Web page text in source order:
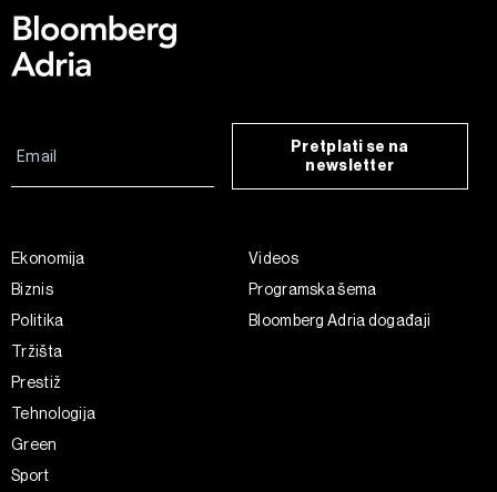
Pretplati se na
newsletter
Ekonomija
Biznis
Politika
Tržišta
Prestiž
Tehnologija
Green
Sport
Videos
Programska šema
Bloomberg Adria događaji